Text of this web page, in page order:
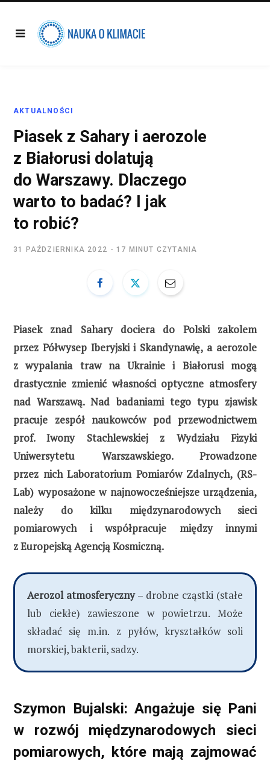
AKTUALNOŚCI
Piasek z Sahary i aerozole
z Białorusi dolatują
do Warszawy. Dlaczego
warto to badać? I jak
to robić?
31 PAŹDZIERNIKA 2022 17 MINUT CZYTANIA
Piasek znad Sahary dociera do Polski zakolem
przez Półwysep Iberyjski i Skandynawię, a aerozole
z wypalania traw na Ukrainie i Białorusi mogą
drastycznie zmienić własności optyczne atmosfery
nad Warszawą. Nad badaniami tego typu zjawisk
pracuje zespół naukowców pod przewodnictwem
prof. Iwony Stachlewskiej z Wydziału Fizyki
Uniwersytetu Warszawskiego. Prowadzone
przez nich Laboratorium Pomiarów Zdalnych, (RS-
Lab) wyposażone w najnowocześniejsze urządzenia,
należy do kilku międzynarodowych sieci
pomiarowych i współpracuje między innymi
z Europejską Agencją Kosmiczną.
Aerozol atmosferyczny– drobne cząstki (stałe
lub ciekłe) zawieszone w powietrzu. Może
składać się m.in. z pyłów, kryształków soli
morskiej, bakterii, sadzy.
Szymon Bujalski: Angażuje się Pani
w rozwój międzynarodowych sieci
pomiarowych, które mają zajmować